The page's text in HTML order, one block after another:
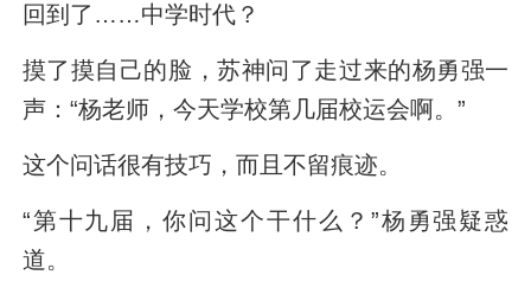
回到了……中学时代？
摸了摸自己的脸，苏神问了走过来的杨勇强一
声：“杨老师，今天学校第几届校运会啊。”
这个问话很有技巧，而且不留痕迹。
“第十九届，你问这个干什么？”杨勇强疑惑
道。